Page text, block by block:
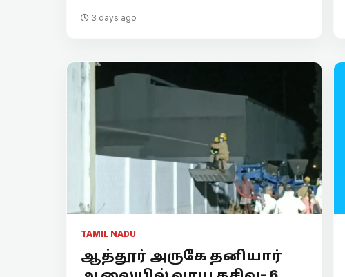
3 days ago
TAMIL NADU
ஆத்தூர் அருகே தனியார்